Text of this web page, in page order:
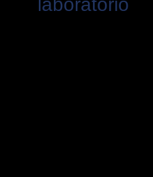
laboratorio